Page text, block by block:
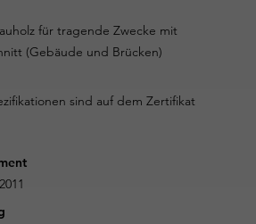
für tragende Zwecke mit
(Gebäude und Brücken)
sind auf dem Zertifikat